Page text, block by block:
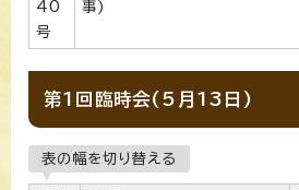
40
号
事)
第1回臨時会(5月13日)
表の幅を切り替える